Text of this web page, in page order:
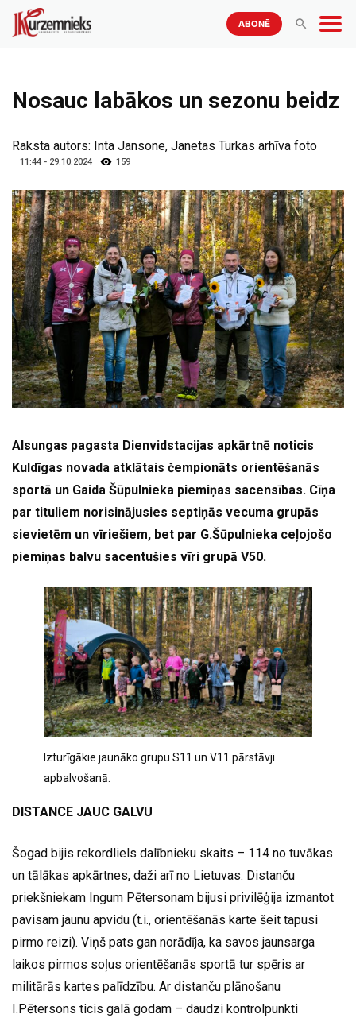
ABONĒ
Nosauc labākos un sezonu beidz
Raksta autors: Inta Jansone, Janetas Turkas arhīva foto
11:44 - 29.10.2024 159
Alsungas pagasta Dienvidstacijas apkārtnē noticis
Kuldīgas novada atklātais čempionāts orientēšanās
sportā un Gaida Šūpulnieka piemiņas sacensības. Cīņa
par tituliem norisinājusies septiņās vecuma grupās
sievietēm un vīriešiem, bet par G.Šūpulnieka ceļojošo
piemiņas balvu sacentušies vīri grupā V50.
Izturīgākie jaunāko grupu S11 un V11 pārstāvji
apbalvošanā.
DISTANCE JAUC GALVU
Šogad bijis rekordliels dalībnieku skaits – 114 no tuvākas
un tālākas apkārtnes, daži arī no Lietuvas. Distanču
priekšniekam Ingum Pētersonam bijusi privilēģija izmantot
pavisam jaunu apvidu (t.i., orientēšanās karte šeit tapusi
pirmo reizi). Viņš pats gan norādīja, ka savos jaunsarga
laikos pirmos soļus orientēšanās sportā tur spēris ar
militārās kartes palīdzību. Ar distanču plānošanu
I.Pētersons ticis galā godam – daudzi kontrolpunkti